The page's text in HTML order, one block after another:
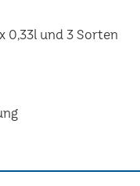
0,33l und 3 Sorten